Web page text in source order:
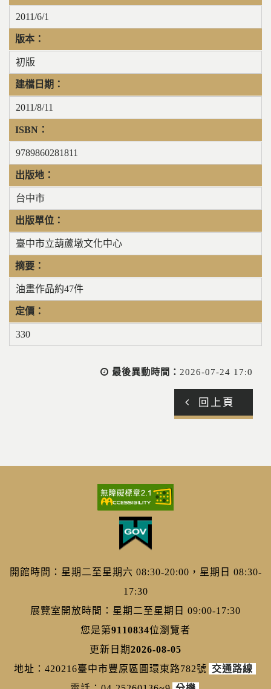
2011/6/1
版本：
初版
建檔日期：
2011/8/11
ISBN：
9789860281811
出版地：
台中市
出版單位：
臺中市立葫蘆墩文化中心
摘要：
油畫作品約47件
定價：
330
最後異動時間： 2026-07-24 17:0
回上頁
開館時間：星期二至星期六 08:30-20:00，星期日 08:30-
17:30
展覽室開放時間：星期二至星期日 09:00-17:30
您是第9110834位瀏覽者
更新日期2026-08-05
地址：420216臺中市豐原區圓環東路782號 交通路線